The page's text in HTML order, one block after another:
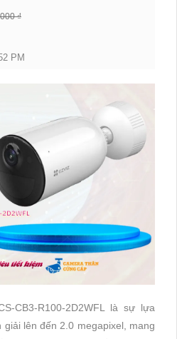
₫
PM
CB3-R100-2D2WFL là sự lựa
lên đến 2.0 megapixel, mang